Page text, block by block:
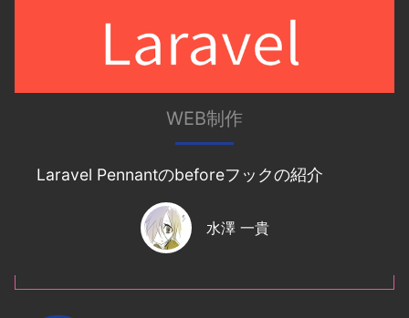
WEB制作
Laravel Pennantのbeforeフックの紹介
水澤 一貴